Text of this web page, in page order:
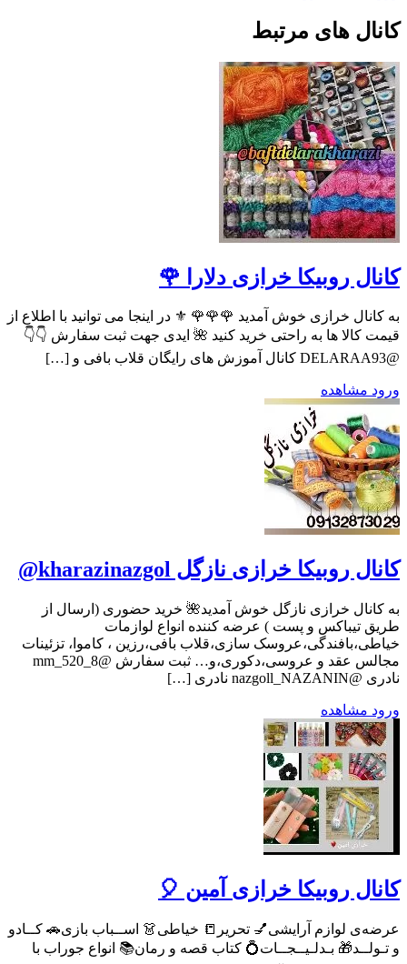
کانال های مرتبط
کانال روبیکا خرازی دلارا 🌹
به کانال خرازی خوش آمدید 🌹🌹🌹 ⚜ در اینجا می توانید با اطلاع از
قیمت کالا ها به راحتی خرید کنید 🌺 ایدی جهت ثبت سفارش 👇👇
@DELARAA93 کانال آموزش های رایگان قلاب بافی و […]
ورود مشاهده
کانال روبیکا خرازی نازگل kharazinazgol@
به کانال خرازی نازگل خوش آمدید🌺 خرید حضوری (ارسال از
طریق تیباکس و پست ) عرضه کننده انواع لوازمات
خیاطی،بافندگی،عروسک سازی،قلاب بافی،رزین ، کاموا، تزئینات
مجالس عقد و عروسی،دکوری،و… ثبت سفارش @mm_520_8
نادری @nazgoll_NAZANIN نادری […]
ورود مشاهده
کانال روبیکا خرازی آمین 🎈
عرضه‌ی لوازم آرایشی💅 تحریر📒 خیاطی👗 اســباب بازی🚗 کــادو
و تـولــد🎁 بـدلـیــجــات💍 کتاب قصه و رمان📚 انواع جوراب با